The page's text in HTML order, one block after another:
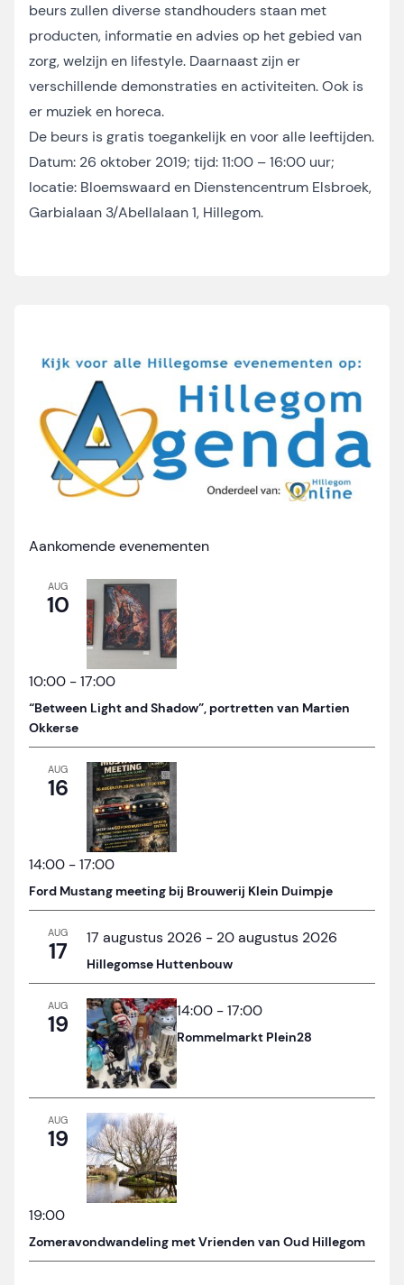
beurs zullen diverse standhouders staan met
producten, informatie en advies op het gebied van
zorg, welzijn en lifestyle. Daarnaast zijn er
verschillende demonstraties en activiteiten. Ook is
er muziek en horeca.
De beurs is gratis toegankelijk en voor alle leeftijden.
Datum: 26 oktober 2019; tijd: 11:00 – 16:00 uur;
locatie: Bloemswaard en Dienstencentrum Elsbroek,
Garbialaan 3/Abellalaan 1, Hillegom.
Aankomende evenementen
AUG
10
10:00 -17:00
“Between Light and Shadow”, portretten van Martien
Okkerse
AUG
16
14:00 -17:00
Ford Mustang meeting bij Brouwerij Klein Duimpje
AUG
17 17 augustus 2026 - 20 augustus 2026
Hillegomse Huttenbouw
AUG
19 14:00 -17:00
Rommelmarkt Plein28
AUG
19
19:00
Zomeravondwandeling met Vrienden van Oud Hillegom